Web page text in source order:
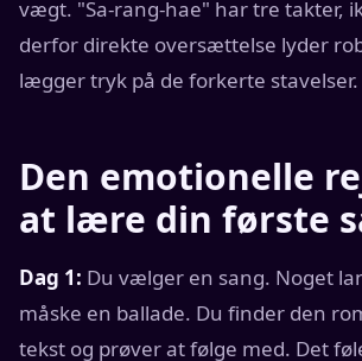
vægt. "Sa-rang-hae" har tre takter,
derfor direkte oversættelse lyder
lægger tryk på de forkerte stavelser.
Den emotionelle
at lære din første
Dag 1: Du vælger en sang. Noget
måske en ballade. Du finder den
tekst og prøver at følge med. Det